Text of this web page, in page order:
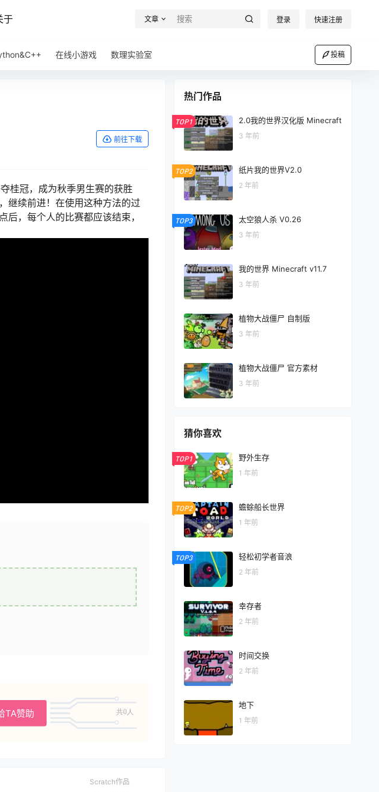
于 文章 登录 快速注册
在线小游戏 数理实验室 投稿
前往下载
桂冠，成为秋季男生赛的获胜
继续前进！在使用这种方法的过
，每个人的比赛都应该结束，
TA赞助 共0人
Scratch作品
热门作品
TOP1 2.0我的世界汉化版 Minecraft
3 年前
TOP2 纸片我的世界V2.0
2 年前
TOP3 太空狼人杀 V0.26
3 年前
我的世界 Minecraft v11.7
3 年前
植物大战僵尸 自制版
3 年前
植物大战僵尸 官方素材
3 年前
猜你喜欢
TOP1 野外生存
1 年前
TOP2 蟾蜍船长世界
1 年前
TOP3 轻松初学者音浪
2 年前
幸存者
2 年前
时间交换
2 年前
地下
1 年前